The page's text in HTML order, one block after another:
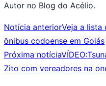
Autor no Blog do Acélio.
Notícia anteriorVeja a lista
ônibus codoense em Goiás
Próxima notícia
Zito com vereadores na